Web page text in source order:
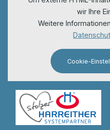
wir Ihre
Weitere
Cookie-